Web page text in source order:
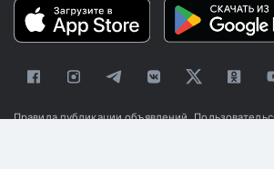
Правила публикации объявлений